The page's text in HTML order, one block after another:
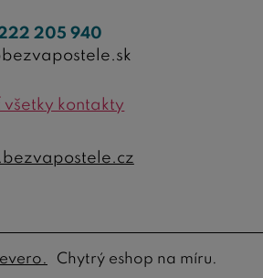
205 940
kontakty
Chytrý eshop na míru.